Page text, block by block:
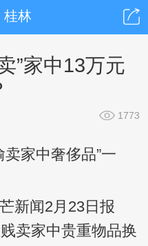
桂林
”家中13万元
1773
家中奢侈品”一
闻2月23日报
卖家中贵重物品换